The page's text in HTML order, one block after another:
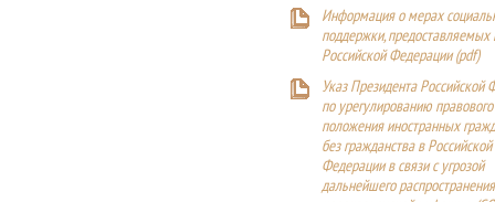
Информация о мерах
поддержки,
Российской Федерации (pdf)
Указ Президента Российской
по урегулированию правового
положения иностранных
без гражданства в Российской
Федерации в связи с угрозой
дальнейшего